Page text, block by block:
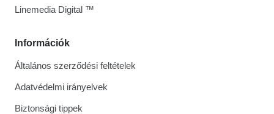
Információk
Általános szerződési feltételek
Adatvédelmi irányelvek
Biztonsági tippek
Linemedia Digital ™